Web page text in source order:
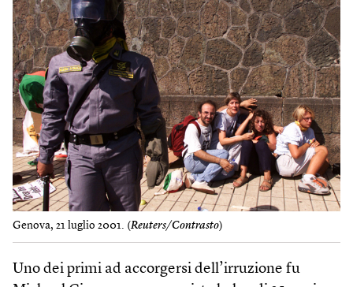
Genova, 21 luglio 2001. (Reuters/Contrasto)
Uno dei primi ad accorgersi dell’irruzione fu